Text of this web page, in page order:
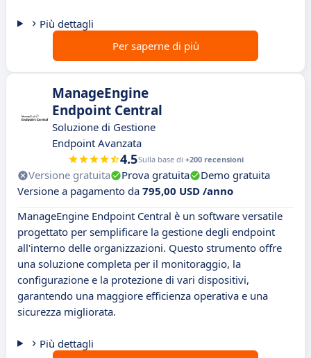
Più dettagli
Per saperne di più
ManageEngine
Endpoint Central
Soluzione di Gestione
Endpoint Avanzata
4.5Sulla base di +200 recensioni
Versione gratuita Prova gratuita
Demo gratuita
Versione a pagamento da 795,00 USD /anno
ManageEngine Endpoint Central è un software versatile
progettato per semplificare la gestione degli endpoint
all'interno delle organizzazioni. Questo strumento offre
una soluzione completa per il monitoraggio, la
configurazione e la protezione di vari dispositivi,
garantendo una maggiore efficienza operativa e una
sicurezza migliorata.
Più dettagli